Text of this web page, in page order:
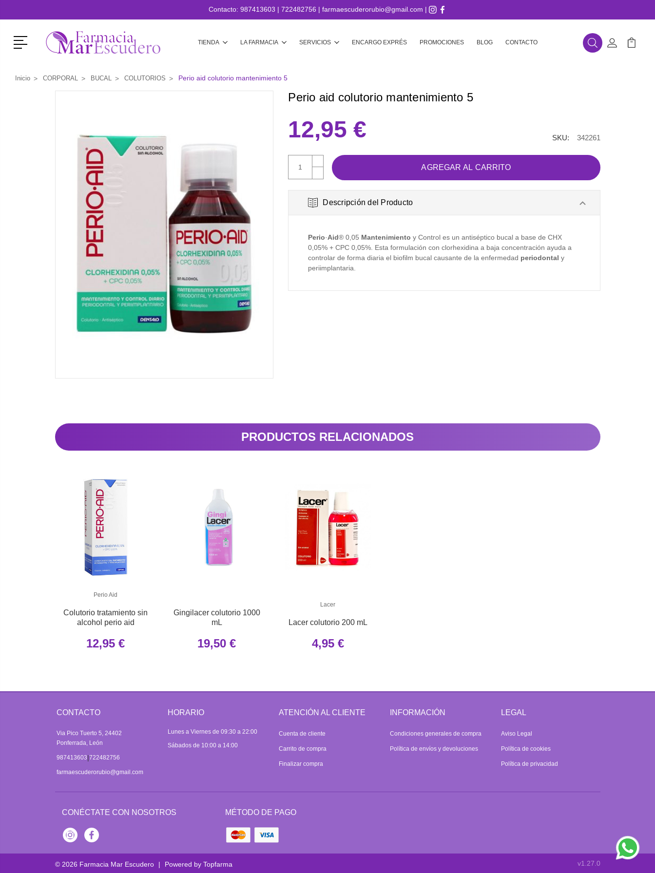
Contacto: 987413603 | 722482756 | farmaescuderorubio@gmail.com |
Menú TIENDA LA FARMACIA SERVICIOS ENCARGO EXPRÉS PROMOCIONES BLOG CONTACTO BuscarMi Cuenta
Mi
Inicio CORPORAL BUCAL COLUTORIOS Perio aid colutorio mantenimiento 5
Perio aid colutorio mantenimiento 5
12,95 €
AUMENTAR
CANTIDAD:
DISMINUIR
CANTIDAD:
SKU: 342261
Descripción del Producto
Perio·Aid® 0,05 Mantenimiento y Control es un antiséptico bucal a base de CHX
0,05% + CPC 0,05%. Esta formulación con clorhexidina a baja concentración ayuda a
controlar de forma diaria el biofilm bucal causante de la enfermedad periodontal y
periimplantaria.
PRODUCTOS RELACIONADOS
Perio Aid
Colutorio tratamiento sin
alcohol perio aid
12,95 €
Gingilacer colutorio 1000
mL
19,50 €
Lacer
Lacer colutorio 200 mL
4,95 €
CONTACTO
Via Pico Tuerto 5, 24402
Ponferrada, León
987413603|722482756
farmaescuderorubio@gmail.com
HORARIO
Lunes a Viernes de 09:30 a 22:00
Sábados de 10:00 a 14:00
ATENCIÓN AL CLIENTE
Cuenta de cliente
Carrito de compra
Finalizar compra
INFORMACIÓN
Condiciones generales de compra
Política de envíos y devoluciones
LEGAL
Aviso Legal
Política de cookies
Política de privacidad
CONÉCTATE CON NOSOTROS
InstagramFacebook
MÉTODO DE PAGO
© 2026 Farmacia Mar Escudero | Powered by Topfarma v1.27.0